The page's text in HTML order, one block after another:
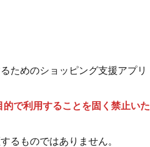
ためのショッピング支援アプリ
で利用することを固く禁止いた
るものではありません。